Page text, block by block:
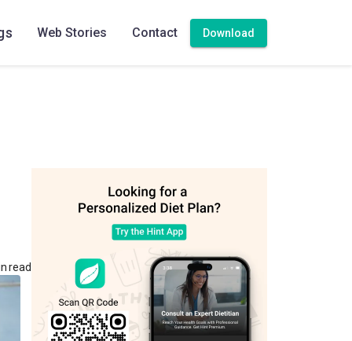
Web Stories Contact Download
read